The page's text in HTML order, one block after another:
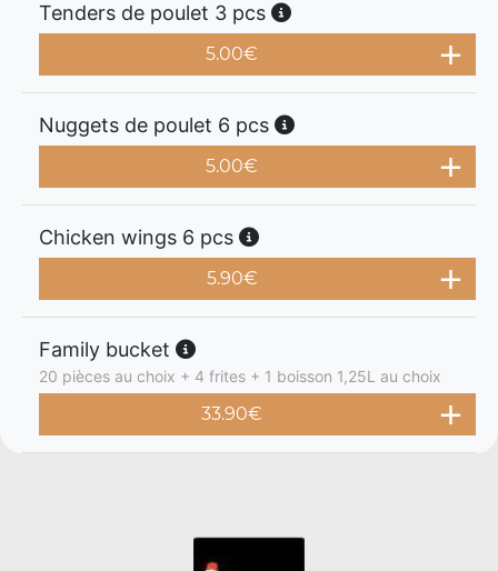
Tenders de poulet 3 pcs
5.00€
Nuggets de poulet 6 pcs
5.00€
Chicken wings 6 pcs
5.90€
Family bucket
20 pièces au choix + 4 frites + 1 boisson 1,25L au choix
33.90€